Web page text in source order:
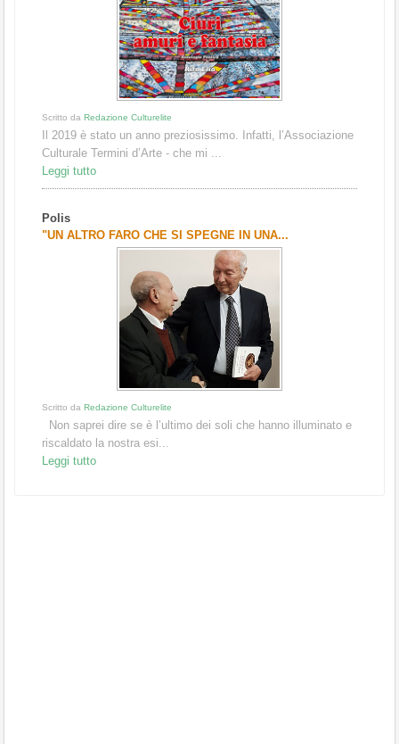
Scritto da Redazione Culturelite
Il 2019 è stato un anno preziosissimo. Infatti, l’Associazione
Culturale Ter­mini d’Arte - che mi ...
Leggi tutto
Polis
"UN ALTRO FARO CHE SI SPEGNE IN UNA...
Scritto da Redazione Culturelite
Non saprei dire se è l’ultimo dei soli che hanno illuminato e
riscaldato la nostra esi...
Leggi tutto